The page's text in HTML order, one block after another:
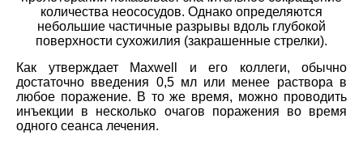
количества неососудов. Однако определяются
небольшие частичные разрывы вдоль глубокой
поверхности сухожилия (закрашенные стрелки).
Как утверждает Maxwell и его коллеги, обычно
достаточно введения 0,5 мл или менее раствора в
любое поражение. В то же время, можно проводить
инъекции в несколько очагов поражения во время
одного сеанса лечения.